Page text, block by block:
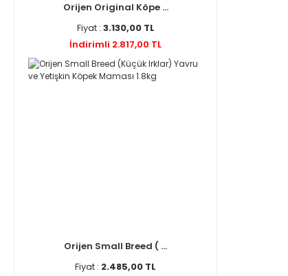
Orijen Original Köpe ...
Fiyat : 3.130,00 TL
İndirimli 2.817,00 TL
Orijen Small Breed ( ...
Fiyat : 2.485,00 TL